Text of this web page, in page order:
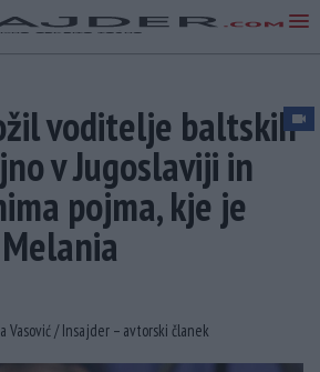
voditelje baltskih
v Jugoslaviji in
pojma, kje je
Vasović /Insajder – avtorski članek